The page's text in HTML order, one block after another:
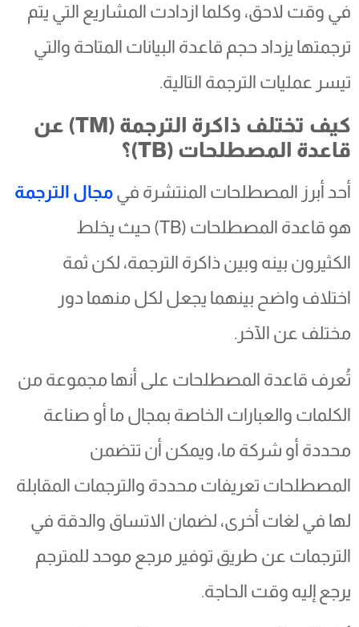
في وقت لاحق، وكلما ازدادت المشاريع التي يتم
ترجمتها يزداد حجم قاعدة البيانات المتاحة والتي
تيسر عمليات الترجمة التالية.
كيف تختلف ذاكرة الترجمة (TM) عن
قاعدة المصطلحات (TB)؟
أحد أبرز المصطلحات المنتشرة في مجال الترجمة
هو قاعدة المصطلحات (TB) حيث يخلط
الكثيرون بينه وبين ذاكرة الترجمة، لكن ثمة
اختلاف واضح بينهما يجعل لكل منهما دور
مختلف عن الآخر.
تُعرف قاعدة المصطلحات على أنها مجموعة من
الكلمات والعبارات الخاصة بمجال ما أو صناعة
محددة أو شركة ما، ويمكن أن تتضمن
المصطلحات تعريفات محددة والترجمات المقابلة
لها في لغات أخرى، لضمان الاتساق والدقة في
الترجمات عن طريق توفير مرجع موحد للمترجم
يرجع إليه وقت الحاجة.